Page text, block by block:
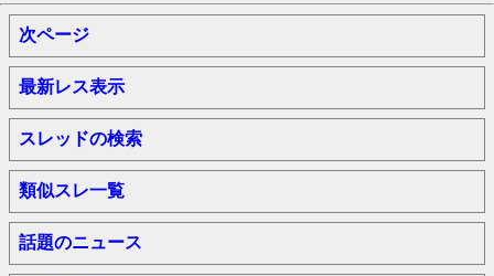
次ページ
最新レス表示
スレッドの検索
類似スレ一覧
話題のニュース